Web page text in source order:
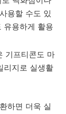
용할 수도 있
유용하게 활용
기프티콘도 마
리지로 실생활
하면 더욱 실